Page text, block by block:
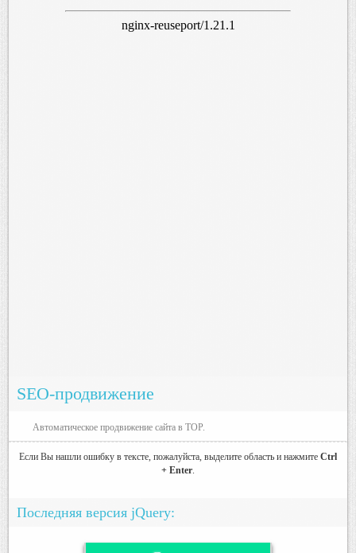
SEO-продвижение
Автоматическое продвижение сайта в TOP.
Если Вы нашли ошибку в тексте, пожалуйста, выделите область и нажмите Ctrl
+ Enter.
Последняя версия jQuery: